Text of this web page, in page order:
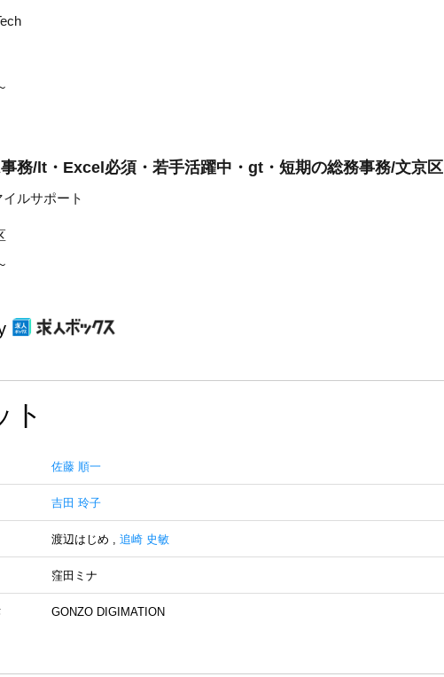
務/lt・Excel必須・若手活躍中・gt・短期の総務事務/文京区
ルサポート
ト
佐藤 順一
吉田 玲子
渡辺はじめ , 追崎 史敏
窪田ミナ
GONZO DIGIMATION